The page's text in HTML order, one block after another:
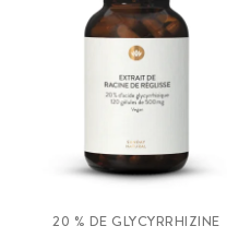
20 % DE GLYCYRRHIZINE